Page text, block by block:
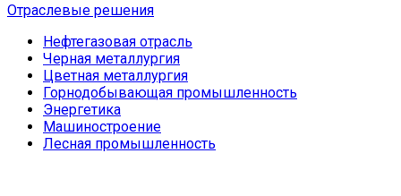
Отраслевые решения
Нефтегазовая отрасль
Черная металлургия
Цветная металлургия
Горнодобывающая промышленность
Энергетика
Машиностроение
Лесная промышленность